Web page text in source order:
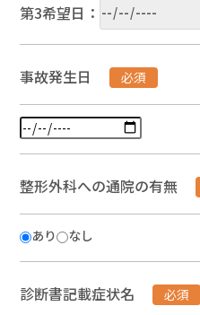
第3希望日：
事故発生日 必須
整形外科への通院の有無
あり なし
診断書記載症状名 必須